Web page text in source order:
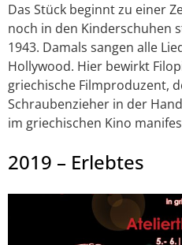
Das Stück beginnt zu einer
noch in den Kinderschuhen
1943. Damals sangen alle
Hollywood. Hier bewirkt
griechische Filmproduzent,
Schraubenzieher in der
im griechischen Kino
2019 – Erlebtes